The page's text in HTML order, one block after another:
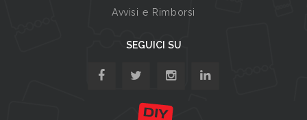
Avvisi e Rimborsi
SEGUICI SU